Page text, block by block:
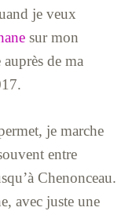
je veux
sur mon
de ma
je marche
entre
Chenonceau.
avec juste une